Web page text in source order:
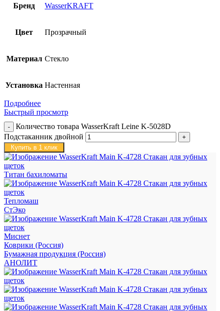
Бренд WasserKRAFT
Цвет Прозрачный
Материал Стекло
Установка Настенная
Подробнее
Быстрый просмотр
Количество товара WasserKraft Leine K-5028D
Подстаканник двойной
Купить в 1 клик
Титан бахиломаты
Тепломаш
СтЭко
Миснет
Коврики (Россия)
Бумажная продукция (Россия)
АНОЛИТ